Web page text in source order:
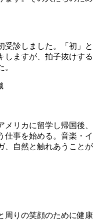
受診しました。「初」と
しますが、拍子抜けする
リカに留学し帰国後、
仕事を始める。音楽・イ
、自然と触れあうことが
周りの笑顔のために健康